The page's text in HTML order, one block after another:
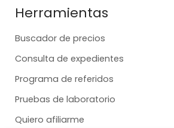
Herramientas
Buscador de precios
Consulta de expedientes
Programa de referidos
Pruebas de laboratorio
Quiero afiliarme